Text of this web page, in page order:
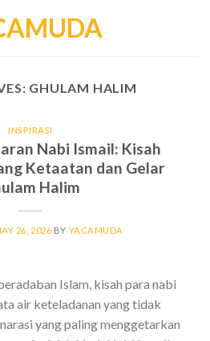
GHULAM HALIM
INSPIRASI
Nabi Ismail: Kisah
Ketaatan dan Gelar
Halim
26, 2026 BY YACAMUDA
Islam, kisah para nabi
air keteladanan yang tidak
yang paling menggetarkan